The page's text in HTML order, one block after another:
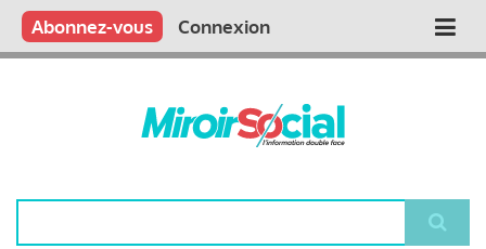
Aller
contenu
Main
Qui sommes nous ?
Vous publiez
Nous publions
Contactez-nous
Abonnez-vous Connexion